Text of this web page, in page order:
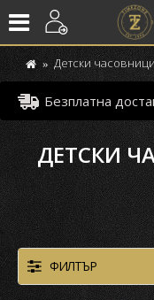
Детски часовници
Безплатна
ДЕТСКИ
ФИЛТЪР